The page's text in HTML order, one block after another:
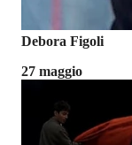
Debora Figoli
27 maggio